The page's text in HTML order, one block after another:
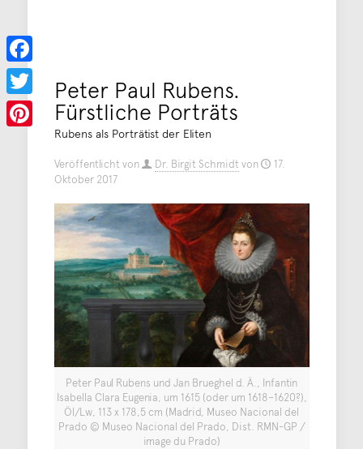
Peter Paul Rubens.
Fürstliche Porträts
Rubens als Porträtist der Eliten
Veröffentlicht von Dr. Birgit Schmidt von
17.
Oktober 2017
Peter Paul Rubens und Jan Brueghel d. Ä., Infantin
Isabella Clara Eugenia, um 1615 (oder um 1618–1620?),
Öl/Lw, 113 x 178,5 cm (Madrid, Museo Nacional del
Prado © Museo Nacional del Prado, Dist. RMN-GP /
image du Prado)
Facebook
Twitter